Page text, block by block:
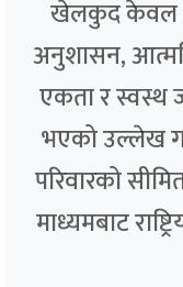
खेलकुद केवल
अनुशासन,
एकता र स्वस्थ
भएको उल्लेख
परिवारको
माध्यमबाट